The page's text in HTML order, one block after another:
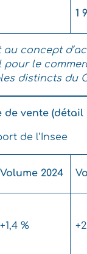
1
concept
le
distincts du
vente (détail
de l’Insee
Volume 2024
+1,4 %